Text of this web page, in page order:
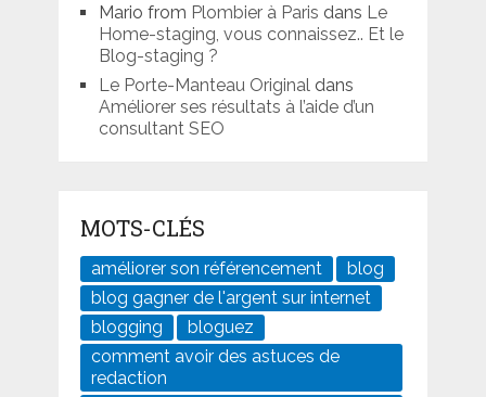
Mario from Plombier à Paris dans Le
Home-staging, vous connaissez.. Et le
Blog-staging ?
Le Porte-Manteau Original dans
Améliorer ses résultats à l’aide d’un
consultant SEO
MOTS-CLÉS
améliorer son référencement
blog
blog gagner de l'argent sur internet
blogging
bloguez
comment avoir des astuces de
redaction